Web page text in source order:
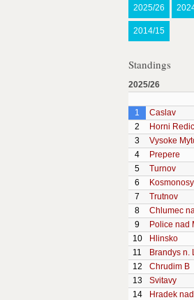
2025/26
2014/15
Standings
2025/26
1
Caslav
2
Horni
3
Vysoke
4
Prepere
5
Turnov
6
Kosmonosy
7
Trutnov
8
Chlumec
9
Police nad
10
Hlinsko
11
Brandys n.
12
Chrudim B
13
Svitavy
14
Hradek